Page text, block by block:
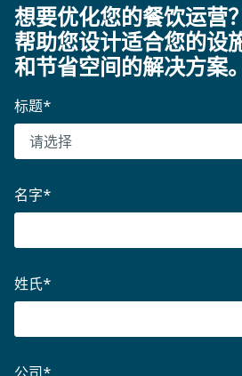
想要优化您的餐饮运营
帮助您设计适合您的设
和节省空间的解决方案。
标题*
名字*
姓氏*
公司*